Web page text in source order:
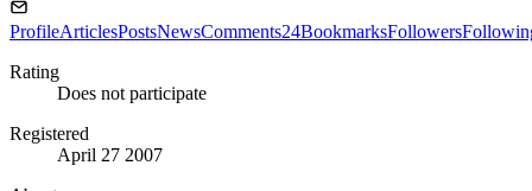
ProfileArticlesPostsNewsComments24BookmarksFollowers
Rating
Does not participate
Registered
April 27 2007